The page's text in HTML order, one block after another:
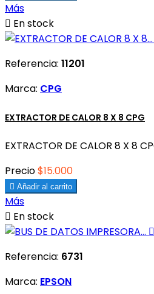
Más
 En stock
Referencia: 11201
Marca: CPG
EXTRACTOR DE CALOR 8 X 8 CPG
EXTRACTOR DE CALOR 8 X 8
Precio$15.000
 Añadir al carrito
Más
 En stock

Referencia: 6731
Marca: EPSON